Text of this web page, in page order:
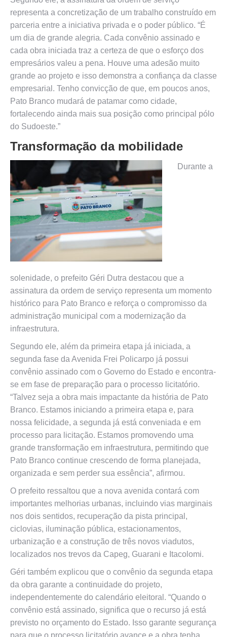
representa a concretização de um trabalho construído em
parceria entre a iniciativa privada e o poder público. “É
um dia de grande alegria. Cada convênio assinado e
cada obra iniciada traz a certeza de que o esforço dos
empresários valeu a pena. Houve uma adesão muito
grande ao projeto e isso demonstra a confiança da classe
empresarial. Tenho convicção de que, em poucos anos,
Pato Branco mudará de patamar como cidade,
fortalecendo ainda mais sua posição como principal pólo
do Sudoeste.”
Transformação da mobilidade
Durante a
solenidade, o prefeito Géri Dutra destacou que a
assinatura da ordem de serviço representa um momento
histórico para Pato Branco e reforça o compromisso da
administração municipal com a modernização da
infraestrutura.
Segundo ele, além da primeira etapa já iniciada, a
segunda fase da Avenida Frei Policarpo já possui
convênio assinado com o Governo do Estado e encontra-
se em fase de preparação para o processo licitatório.
“Talvez seja a obra mais impactante da história de Pato
Branco. Estamos iniciando a primeira etapa e, para
nossa felicidade, a segunda já está conveniada e em
processo para licitação. Estamos promovendo uma
grande transformação em infraestrutura, permitindo que
Pato Branco continue crescendo de forma planejada,
organizada e sem perder sua essência”, afirmou.
O prefeito ressaltou que a nova avenida contará com
importantes melhorias urbanas, incluindo vias marginais
nos dois sentidos, recuperação da pista principal,
ciclovias, iluminação pública, estacionamentos,
urbanização e a construção de três novos viadutos,
localizados nos trevos da Capeg, Guarani e Itacolomi.
Géri também explicou que o convênio da segunda etapa
da obra garante a continuidade do projeto,
independentemente do calendário eleitoral. “Quando o
convênio está assinado, significa que o recurso já está
previsto no orçamento do Estado. Isso garante segurança
para que o processo licitatório avance e a obra tenha